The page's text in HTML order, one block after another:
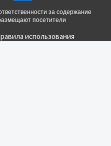
за содержание
посетители
использования